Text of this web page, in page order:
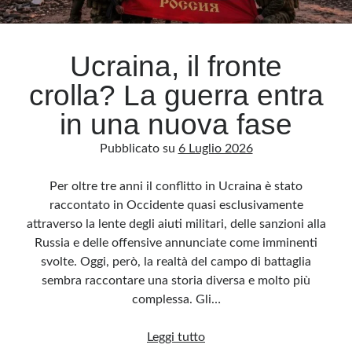
Archivio
Categorie
Questo blog non rappresenta una testata giornalistica, in quanto viene aggiornato
sensi della legge n· 62 del 7.03.2001. L’autore non è responsabile di quanto
pubblicato dai lettori nei commenti ai vari post. Saranno comunque cancellati quelli
ritenuti offensivi o lesivi dell’immagine o dell’onorabilità di terzi, di genere spam,
razzisti o che contengano dati personali non conformi al rispetto delle norme sulla
privacy. Alcune immagini inserite in questo blog sono tratte da Internet e, pertanto,
considerate di pubblico dominio. Qualora la loro pubblicazione violasse eventuali
diritti d’autore, vi invito a comunicarlo via e-mail a info[at]dinovalle.it e saranno
Ucraina, il fronte
crolla? La guerra entra
in una nuova fase
Pubblicato su 6 Luglio 2026
Per oltre tre anni il conflitto in Ucraina è stato
raccontato in Occidente quasi esclusivamente
attraverso la lente degli aiuti militari, delle sanzioni alla
Russia e delle offensive annunciate come imminenti
svolte. Oggi, però, la realtà del campo di battaglia
sembra raccontare una storia diversa e molto più
complessa. Gli…
Leggi tuttoUcraina,